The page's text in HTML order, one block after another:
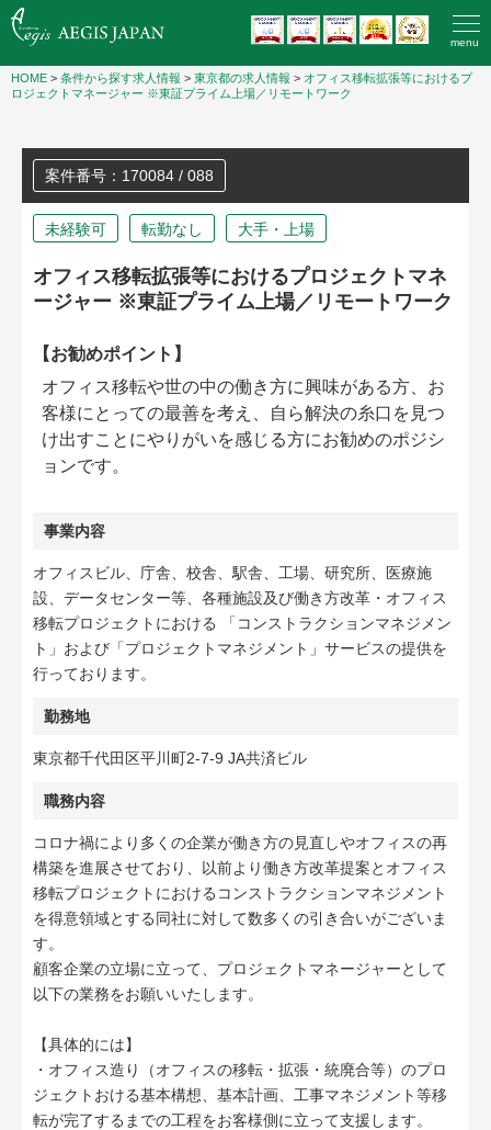
menu
HOME > 条件から探す求人情報 > 東京都の求人情報 > オフィス移転拡張等におけるプ
ロジェクトマネージャー ※東証プライム上場／リモートワーク
案件番号：170084 / 088
未経験可 転勤なし 大手・上場
オフィス移転拡張等におけるプロジェクトマネ
ージャー ※東証プライム上場／リモートワーク
【お勧めポイント】
オフィス移転や世の中の働き方に興味がある方、お
客様にとっての最善を考え、自ら解決の糸口を見つ
け出すことにやりがいを感じる方にお勧めのポジシ
ョンです。
事業内容
オフィスビル、庁舎、校舎、駅舎、工場、研究所、医療施
設、データセンター等、各種施設及び働き方改革・オフィス
移転プロジェクトにおける 「コンストラクションマネジメン
ト」および「プロジェクトマネジメント」サービスの提供を
行っております。
勤務地
東京都千代田区平川町2-7-9 JA共済ビル
職務内容
コロナ禍により多くの企業が働き方の見直しやオフィスの再
構築を進展させており、以前より働き方改革提案とオフィス
移転プロジェクトにおけるコンストラクションマネジメント
を得意領域とする同社に対して数多くの引き合いがございま
す。
顧客企業の立場に立って、プロジェクトマネージャーとして
以下の業務をお願いいたします。
【具体的には】
・オフィス造り（オフィスの移転・拡張・統廃合等）のプロ
ジェクトおける基本構想、基本計画、工事マネジメント等移
転が完了するまでの工程をお客様側に立って支援します。